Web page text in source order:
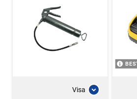
Visa